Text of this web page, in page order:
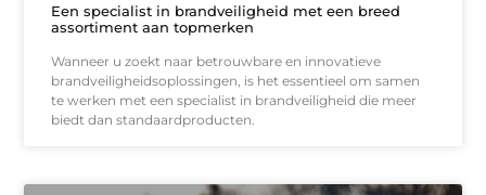
Een specialist in brandveiligheid met een breed
assortiment aan topmerken
Wanneer u zoekt naar betrouwbare en innovatieve
brandveiligheidsoplossingen, is het essentieel om samen
te werken met een specialist in brandveiligheid die meer
biedt dan standaardproducten.